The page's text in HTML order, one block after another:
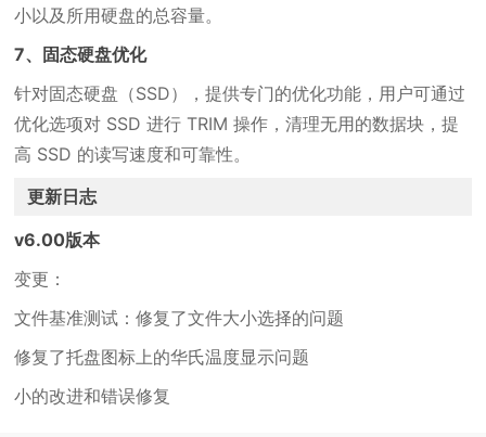
小以及所用硬盘的总容量。
7、固态硬盘优化
针对固态硬盘（SSD），提供专门的优化功能，用户可通过
优化选项对 SSD 进行 TRIM 操作，清理无用的数据块，提
高 SSD 的读写速度和可靠性。
更新日志
v6.00版本
变更：
文件基准测试：修复了文件大小选择的问题
修复了托盘图标上的华氏温度显示问题
小的改进和错误修复